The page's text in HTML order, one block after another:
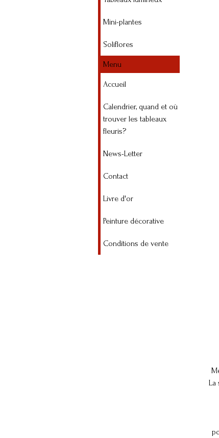
Mini-plantes
Soliflores
Menu
Accueil
Calendrier, quand et où
trouver les tableaux
fleuris?
News-Letter
Contact
Livre d'or
Peinture décorative
Conditions de vente
La